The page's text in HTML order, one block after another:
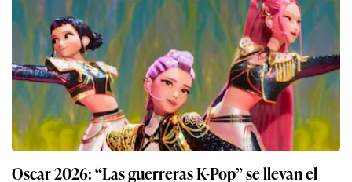
Oscar 2026: “Las guerreras K-Pop” se llevan el